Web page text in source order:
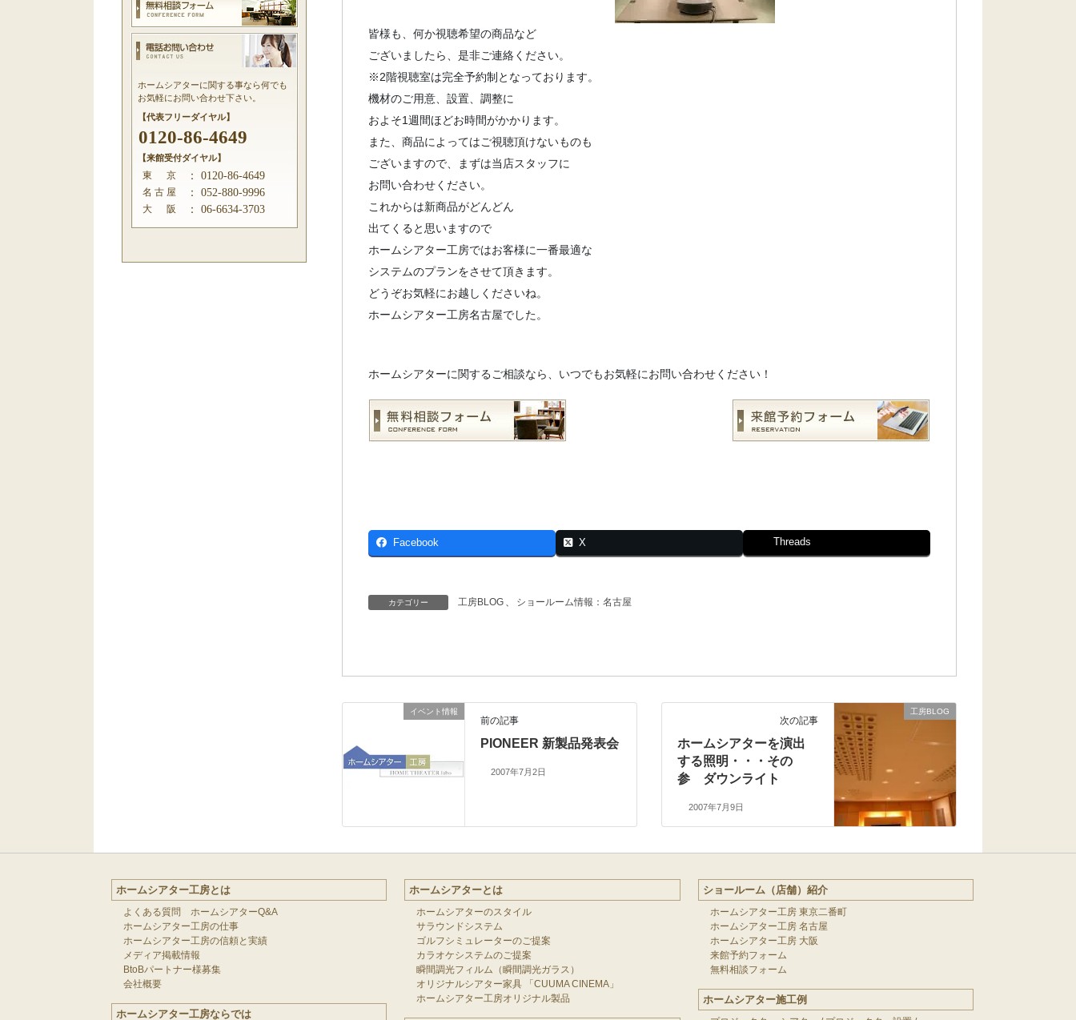
ホームシアターに関する事なら何でも
お気軽にお問い合わせ下さい。
【代表フリーダイヤル】
0120-86-4649
【来館受付ダイヤル】
東 京 ： 0120-86-4649
名 古 屋 ： 052-880-9996
大 阪 ： 06-6634-3703
皆様も、何か視聴希望の商品など
ございましたら、是非ご連絡ください。
※2階視聴室は完全予約制となっております。
機材のご用意、設置、調整に
およそ1週間ほどお時間がかかります。
また、商品によってはご視聴頂けないものも
ございますので、まずは当店スタッフに
お問い合わせください。
これからは新商品がどんどん
出てくると思いますので
ホームシアター工房ではお客様に一番最適な
システムのプランをさせて頂きます。
どうぞお気軽にお越しくださいね。
ホームシアター工房名古屋でした。
ホームシアターに関するご相談なら、いつでもお気軽にお問い合わせください！
Facebook X Threads
カテゴリー 工房BLOG 、 ショールーム情報：名古屋
イベント情報
前の記事
PIONEER 新製品発表会
2007年7月2日
工房BLOG
次の記事
ホームシアターを演出
する照明・・・その
参 ダウンライト
2007年7月9日
ホームシアター工房とは
よくある質問 ホームシアターQ&A
ホームシアター工房の仕事
ホームシアター工房の信頼と実績
メディア掲載情報
BtoBパートナー様募集
会社概要
ホームシアター工房ならでは
ホームシアターとは
ホームシアターのスタイル
サラウンドシステム
ゴルフシミュレーターのご提案
カラオケシステムのご提案
瞬間調光フィルム（瞬間調光ガラス）
オリジナルシアター家具 「CUUMA CINEMA」
ホームシアター工房オリジナル製品
ショールーム（店舗）紹介
ホームシアター工房 東京二番町
ホームシアター工房 名古屋
ホームシアター工房 大阪
来館予約フォーム
無料相談フォーム
ホームシアター施工例